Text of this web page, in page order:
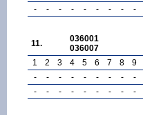
-
- - - - - - - -
11.
036001
036007
1
2 3 4 5 6 7 8 9
-
- - - - - - - -
-
- - - - - - - -